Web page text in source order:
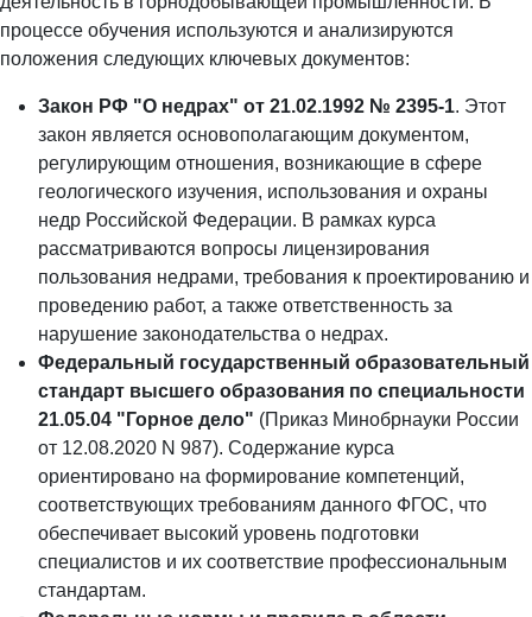
процессе обучения используются и анализируются
положения следующих ключевых документов:
Закон РФ "О недрах" от 21.02.1992 № 2395-1. Этот
закон является основополагающим документом,
регулирующим отношения, возникающие в сфере
геологического изучения, использования и охраны
недр Российской Федерации. В рамках курса
рассматриваются вопросы лицензирования
пользования недрами, требования к проектированию и
проведению работ, а также ответственность за
нарушение законодательства о недрах.
Федеральный государственный образовательный
стандарт высшего образования по специальности
21.05.04 "Горное дело" (Приказ Минобрнауки России
от 12.08.2020 N 987). Содержание курса
ориентировано на формирование компетенций,
соответствующих требованиям данного ФГОС, что
обеспечивает высокий уровень подготовки
специалистов и их соответствие профессиональным
стандартам.